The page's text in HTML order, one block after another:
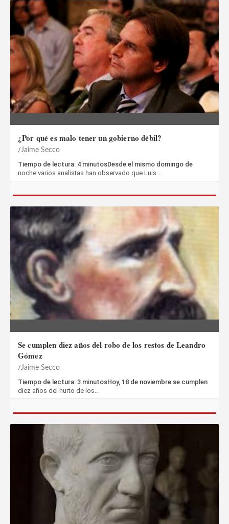
¿Por qué es malo tener un gobierno débil?
Jaime Secco
Tiempo de lectura: 4 minutosDesde el mismo domingo de
noche varios analistas han observado que Luis…
Se cumplen diez años del robo de los restos de Leandro
Gómez
Jaime Secco
Tiempo de lectura: 3 minutosHoy, 18 de noviembre se cumplen
diez años del hurto de los…